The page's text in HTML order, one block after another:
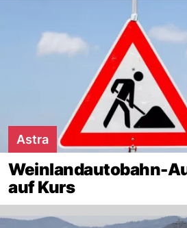
Astra
Weinlandautobahn-
auf Kurs